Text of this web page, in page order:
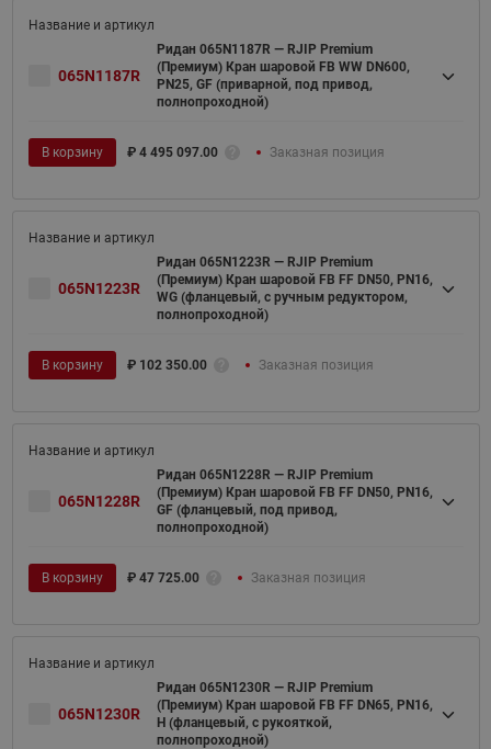
065N1187R
Ридан 065N1187R — RJIP Premium
(Премиум) Кран шаровой FB WW DN600,
PN25, GF (приварной, под привод,
полнопроходной)
В корзину ₽ 4 495 097.00 Заказная позиция
065N1223R
Ридан 065N1223R — RJIP Premium
(Премиум) Кран шаровой FB FF DN50, PN16,
WG (фланцевый, с ручным редуктором,
полнопроходной)
В корзину ₽ 102 350.00 Заказная позиция
065N1228R
Ридан 065N1228R — RJIP Premium
(Премиум) Кран шаровой FB FF DN50, PN16,
GF (фланцевый, под привод,
полнопроходной)
В корзину ₽ 47 725.00 Заказная позиция
065N1230R
Ридан 065N1230R — RJIP Premium
(Премиум) Кран шаровой FB FF DN65, PN16,
H (фланцевый, с рукояткой,
полнопроходной)